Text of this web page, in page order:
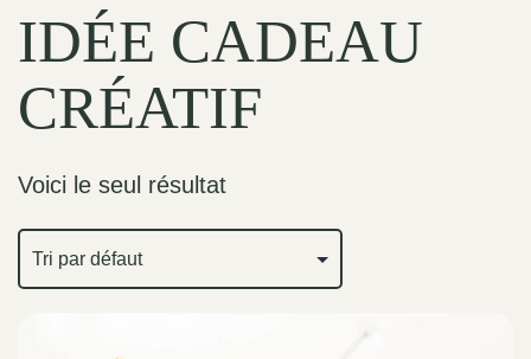
IDÉE CADEAU
CRÉATIF
Voici le seul résultat